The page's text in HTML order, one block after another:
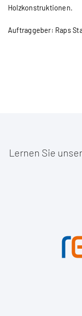
Holzkonstruktionen.
Auftraggeber: Raps
Lernen Sie